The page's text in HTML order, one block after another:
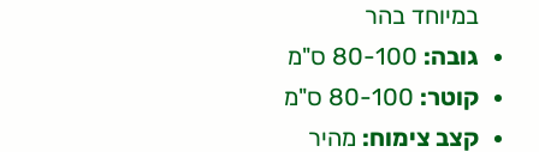
במיוחד בהר
גובה:
קוטר:
קצב צימוח: מהיר